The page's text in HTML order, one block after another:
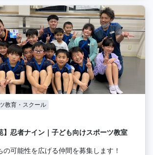
教育・スクール
】忍者ナイン｜子ども向けスポーツ教室
可能性を広げる仲間を募集します！